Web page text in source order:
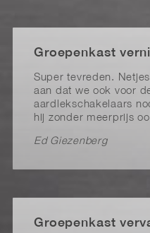
Groepenkast
Super tevreden.
aan dat we ook voor
aardlekschakelaars
hij zonder meerprijs
Ed Giezenberg
Groepenkast